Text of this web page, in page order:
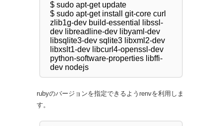
$ sudo apt-get update
$ sudo apt-get install git-core curl
zlib1g-dev build-essential libssl-
dev libreadline-dev libyaml-dev
libsqlite3-dev sqlite3 libxml2-dev
libxslt1-dev libcurl4-openssl-dev
python-software-properties libffi-
rubyのバージョンを指定できるようrenvを利用しま
す。